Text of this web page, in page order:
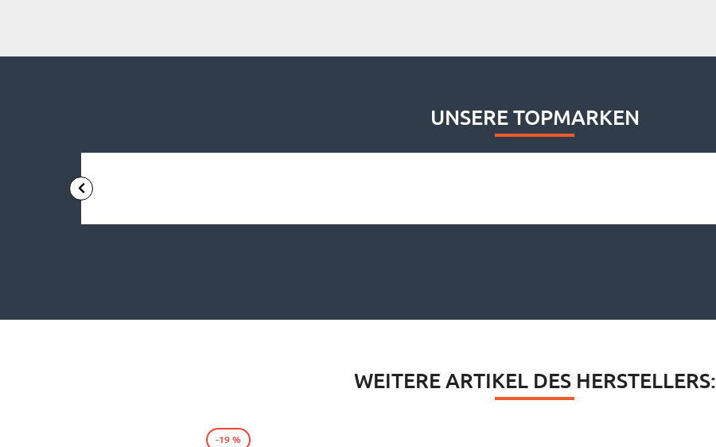
UNSERE TOPMARKEN
WEITERE ARTIKEL DES HERSTELLERS:
-19 %